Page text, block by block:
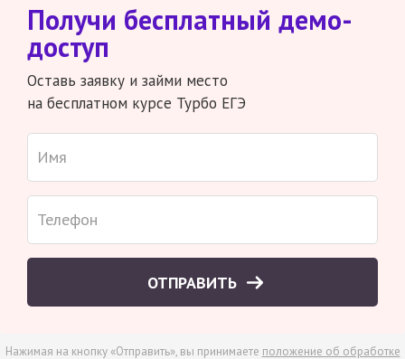
Получи бесплатный демо-
доступ
Оставь заявку и займи место
на бесплатном курсе Турбо ЕГЭ
ОТПРАВИТЬ
Нажимая на кнопку «Отправить», вы принимаете положение об обработке